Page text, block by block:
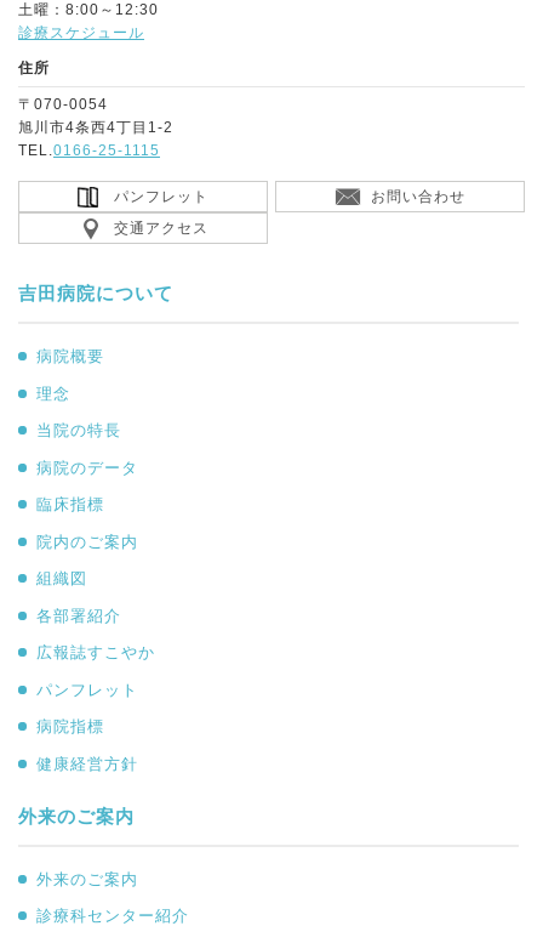
土曜：8:00～12:30
診療スケジュール
住所
〒070-0054
旭川市4条西4丁目1-2
TEL.0166-25-1115
パンフレット
お問い合わせ
交通アクセス
吉田病院について
病院概要
理念
当院の特長
病院のデータ
臨床指標
院内のご案内
組織図
各部署紹介
広報誌すこやか
パンフレット
病院指標
健康経営方針
外来のご案内
外来のご案内
診療科センター紹介